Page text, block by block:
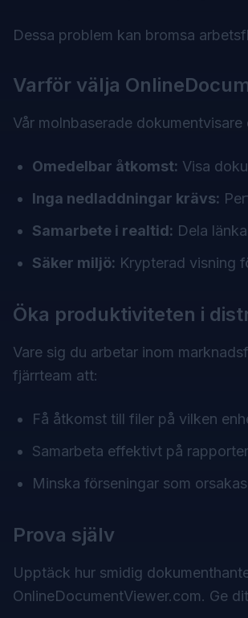
Dessa problem kan bromsa
Varför välja
Vår molnbaserade
Omedelbar åtkomst: Visa
Inga nedladdningar krävs:
Samarbete i realtid: Dela
Säker miljö: Krypterad visning
Öka produktiviteten i
Vare sig du arbetar inom
fjärrteam att:
Få åtkomst till filer på vilken
Samarbeta effektivt på
Minska förseningar som
Prova själv
Upptäck hur smidig
OnlineDocumentViewer.com. Ge